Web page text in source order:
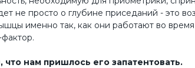
не просто о глубине приседаний - это
именно так, как они работают во
что нам пришлось его запатентовать.